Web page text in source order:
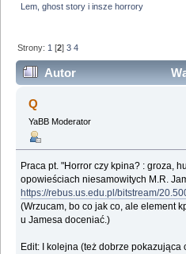
Lem, ghost story i insze horrory
Strony: 1 [2]3 4
Autor
insze horrory (Przeczytany
Q
YaBB Moderator
Praca pt. "Horror czy kpina? : groza,
opowieściach niesamowitych M.R.
https://rebus.us.edu.pl/bitstream/
(Wrzucam, bo co jak co, ale element
u Jamesa doceniać.)
Edit: I kolejna (też dobrze pokazująca